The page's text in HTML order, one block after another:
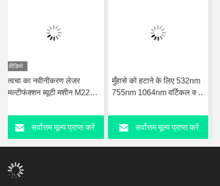
मुँहासे को हटाने के लिए 532nm
755nm 1064nm वर्टिकल क्यू
सर्वोत्तम मूल्य प्राप्त करें
Nd Yag बाल हटाने की मशीन
डायोड लेजर / पिको 2 इन 1
मशीन
सर्वोत्तम मूल्य प्राप्त करें